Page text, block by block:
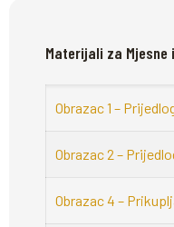
Materijali za Mjesne
Obrazac 1 –
Obrazac 2 –
Obrazac 4 –